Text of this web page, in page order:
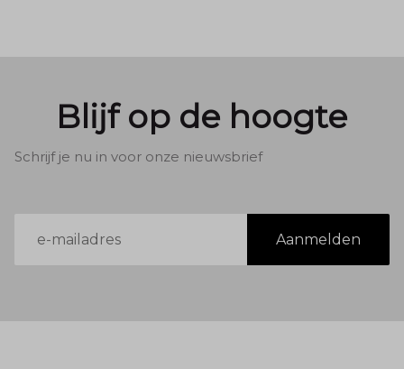
Blijf op de hoogte
Schrijf je nu in voor onze nieuwsbrief
mailadres
Aanmelden